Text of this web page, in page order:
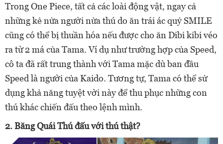
Trong One Piece, tất cả các loài động vật, ngay cả
những kẻ nửa người nửa thú do ăn trái ác quỷ SMILE
cũng có thể bị thuần hóa nếu được cho ăn Dibi kibi véo
ra từ 2 má của Tama. Ví dụ như trường hợp của Speed,
cô ta đã rất trung thành với Tama mặc dù ban đầu
Speed ​​là người của Kaido. Tương tự, Tama có thể sử
dụng khả năng tuyệt vời này để thu phục những con
thú khác chiến đấu theo lệnh mình.
2. Băng Quái Thú đấu với thú thật?